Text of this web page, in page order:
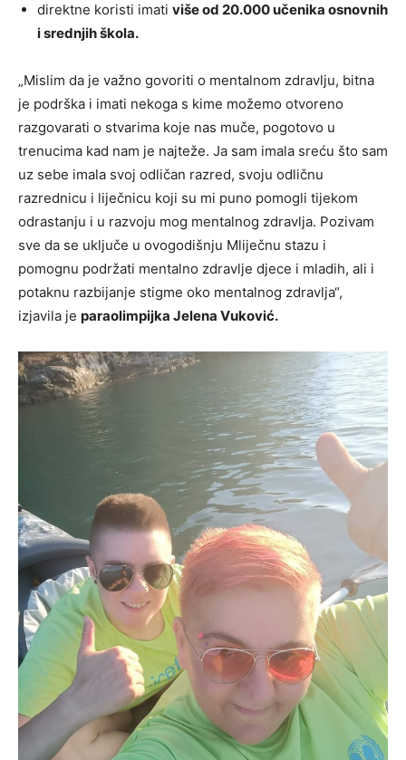
direktne koristi imati više od 20.000 učenika osnovnih
i srednjih škola.
„Mislim da je važno govoriti o mentalnom zdravlju, bitna
je podrška i imati nekoga s kime možemo otvoreno
razgovarati o stvarima koje nas muče, pogotovo u
trenucima kad nam je najteže. Ja sam imala sreću što sam
uz sebe imala svoj odličan razred, svoju odličnu
razrednicu i liječnicu koji su mi puno pomogli tijekom
odrastanju i u razvoju mog mentalnog zdravlja. Pozivam
sve da se uključe u ovogodišnju Mliječnu stazu i
pomognu podržati mentalno zdravlje djece i mladih, ali i
potaknu razbijanje stigme oko mentalnog zdravlja“,
izjavila je paraolimpijka Jelena Vuković.